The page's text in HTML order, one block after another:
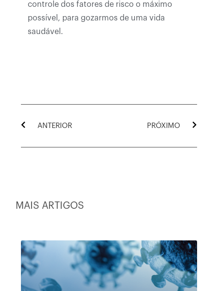
controle dos fatores de risco o máximo
possível, para gozarmos de uma vida
saudável.
ANTERIOR PRÓXIMO
MAIS ARTIGOS